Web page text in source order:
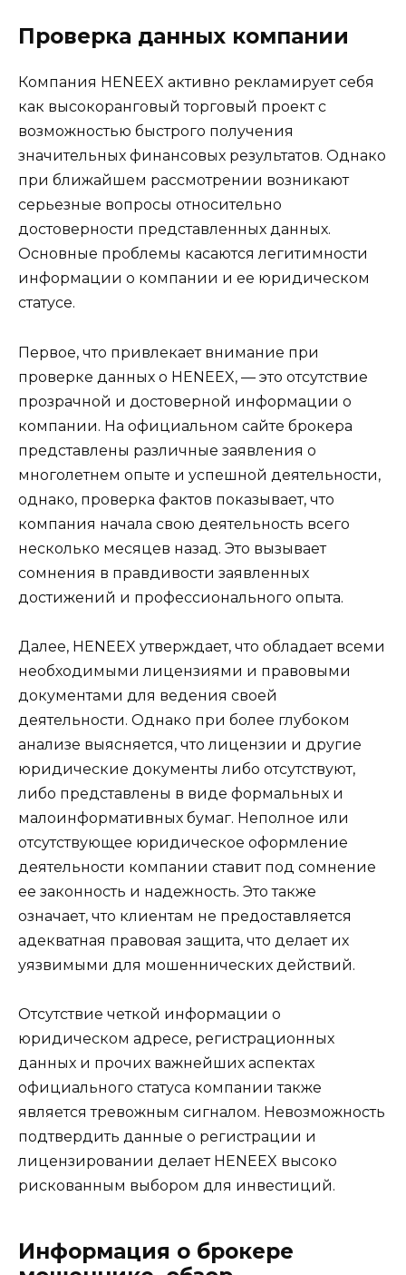
Проверка данных компании
Компания HENEEX активно рекламирует себя
как высокоранговый торговый проект с
возможностью быстрого получения
значительных финансовых результатов. Однако
при ближайшем рассмотрении возникают
серьезные вопросы относительно
достоверности представленных данных.
Основные проблемы касаются легитимности
информации о компании и ее юридическом
статусе.
Первое, что привлекает внимание при
проверке данных о HENEEX, — это отсутствие
прозрачной и достоверной информации о
компании. На официальном сайте брокера
представлены различные заявления о
многолетнем опыте и успешной деятельности,
однако, проверка фактов показывает, что
компания начала свою деятельность всего
несколько месяцев назад. Это вызывает
сомнения в правдивости заявленных
достижений и профессионального опыта.
Далее, HENEEX утверждает, что обладает всеми
необходимыми лицензиями и правовыми
документами для ведения своей
деятельности. Однако при более глубоком
анализе выясняется, что лицензии и другие
юридические документы либо отсутствуют,
либо представлены в виде формальных и
малоинформативных бумаг. Неполное или
отсутствующее юридическое оформление
деятельности компании ставит под сомнение
ее законность и надежность. Это также
означает, что клиентам не предоставляется
адекватная правовая защита, что делает их
уязвимыми для мошеннических действий.
Отсутствие четкой информации о
юридическом адресе, регистрационных
данных и прочих важнейших аспектах
официального статуса компании также
является тревожным сигналом. Невозможность
подтвердить данные о регистрации и
лицензировании делает HENEEX высоко
рискованным выбором для инвестиций.
Информация о брокере